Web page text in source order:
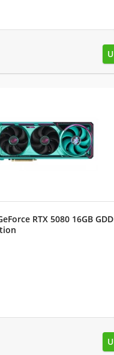
RTX 5080 16GB